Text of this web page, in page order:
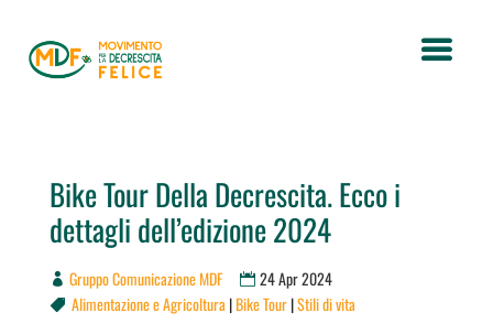
Bike Tour Della Decrescita. Ecco i
dettagli dell’edizione 2024
Gruppo Comunicazione MDF 24 Apr 2024
 Alimentazione e Agricoltura |Bike Tour|Stili di vita